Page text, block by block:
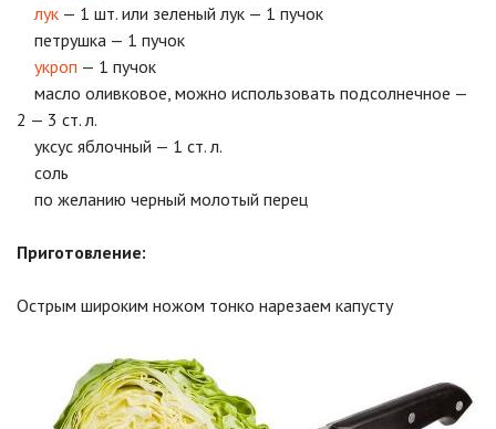
лук — 1 шт. или зеленый лук — 1 пучок
петрушка — 1 пучок
укроп — 1 пучок
масло оливковое, можно использовать подсолнечное —
2 — 3 ст. л.
уксус яблочный — 1 ст. л.
соль
по желанию черный молотый перец
Приготовление:
Острым широким ножом тонко нарезаем капусту